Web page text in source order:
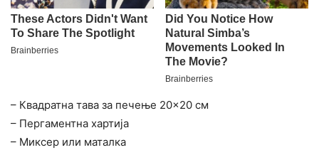
– Квадратна тава за печење 20×20 см
– Пергаментна хартија
– Миксер или маталка